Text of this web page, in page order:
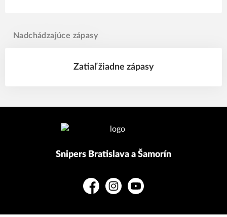
Nadchádzajúce zápasy
Zatiaľ žiadne zápasy
Snipers Bratislava a Šamorín
FacebookInstagramYouTube